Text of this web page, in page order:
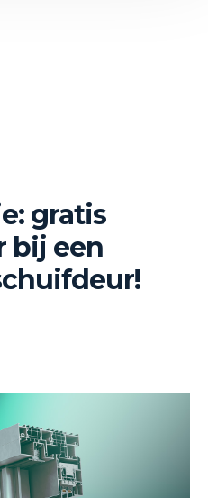
gratis
bij een